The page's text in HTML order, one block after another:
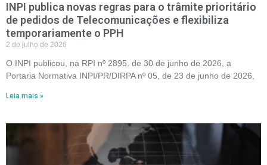
INPI publica novas regras para o trâmite prioritário
de pedidos de Telecomunicações e flexibiliza
temporariamente o PPH
2 de julho de 2026
O INPI publicou, na RPI nº 2895, de 30 de junho de 2026, a
Portaria Normativa INPI/PR/DIRPA nº 05, de 23 de junho de 2026,
Leia mais »